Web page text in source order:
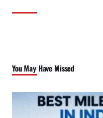
You May Have Missed